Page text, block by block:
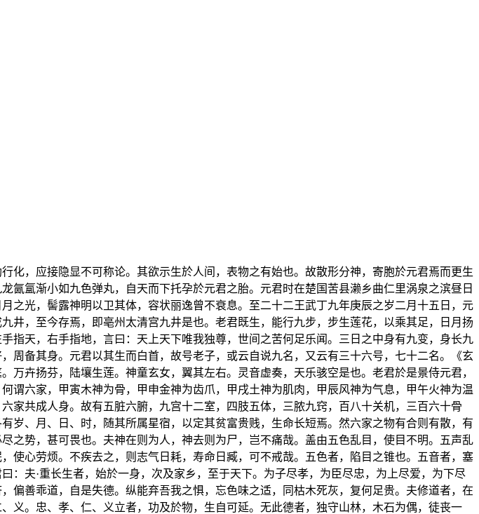
，应接隐显不可称论。其欲示生於人间，表物之有始也。故散形分神，寄胞於元君焉而更生
氲渐小如九色弹丸，自天而下托孕於元君之胎。元君时在楚国苦县濑乡曲仁里涡泉之滨昼日
之光，髻露神明以卫其体，容状丽逸曾不衰息。至二十二王武丁九年庚辰之岁二月十五日，元
，至今存焉，即亳州太清宫九井是也。老君既生，能行九步，步生莲花，以乘其足，日月扬
指天，右手指地，言曰：天上天下唯我独尊，世间之苦何足乐闻。三日之中身有九变，身长九
周备其身。元君以其生而白首，故号老子，或云自说九名，又云有三十六号，七十二名。《玄
卉扬芬，陆壤生莲。神童玄女，翼其左右。灵音虚奏，天乐骇空是也。老君於是景侍元君，
谓六家，甲寅木神为骨，甲申金神为齿爪，甲戌土神为肌肉，甲辰风神为气息，甲午火神为温
家共成人身。故有五脏六腑，九宫十二室，四肢五体，三脓九窍，百八十关机，三百六十骨
、月、日、时，随其所属星宿，以定其贫富贵贱，生命长短焉。然六家之物有合则有散，有
之势，甚可畏也。夫神在则为人，神去则为尸，岂不痛哉。盖由五色乱目，使目不明。五声乱
使心劳烦。不疾去之，则志气日耗，寿命日臧，可不戒哉。五色者，陷目之锥也。五音者，塞
夫·重长生者，始於一身，次及家乡，至于天下。为子尽孝，为臣尽忠，为上尽爱，为下尽
偏善乖道，自是失德。纵能弃吾我之惧，忘色味之适，同枯木死灰，复何足贵。夫修道者，在
义。忠、孝、仁、义立者，功及於物，生自可延。无此德者，独守山林，木石为偶，徒丧一